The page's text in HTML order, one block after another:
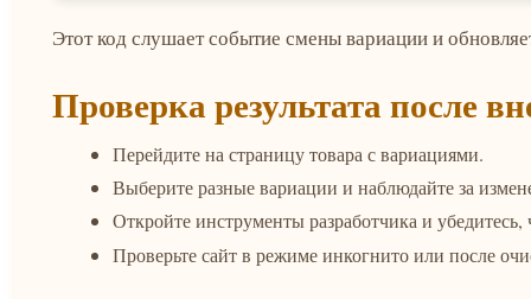
Этот код слушает событие смены вариации и
Проверка результата после
Перейдите на страницу товара с вариациями.
Выберите разные вариации и наблюдайте за
Откройте инструменты разработчика и
Проверьте сайт в режиме инкогнито или после